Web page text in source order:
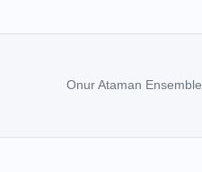
Onur Ataman Ensemble